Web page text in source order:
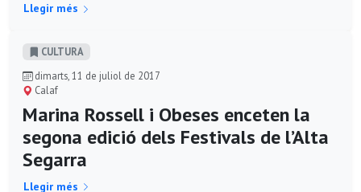
Llegir més
CULTURA
dimarts, 11 de juliol de 2017
Calaf
Marina Rossell i Obeses enceten la
segona edició dels Festivals de l’Alta
Segarra
Llegir més